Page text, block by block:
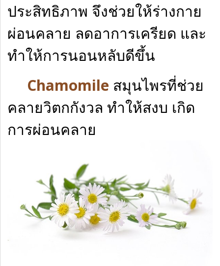
ประสิทธิภาพ จึงช่วยให้ร่างกาย
ผ่อนคลาย ลดอาการเครียด และ
ทำให้การนอนหลับดีขึ้น
Chamomile สมุนไพรที่ช่วย
คลายวิตกกังวล ทำให้สงบ เกิด
การผ่อนคลาย